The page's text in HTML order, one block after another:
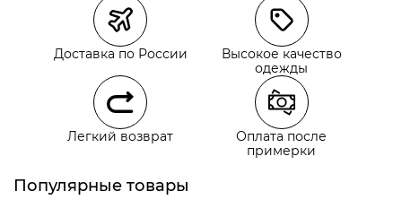
Курьерская доставка СДЭК
Самовывоз из пункта выдачи СДЭК
Самовывоз из наших магазинов
Курьерская доставка СДЭК
Самовывоз из пункта выдачи СДЭК
Доставка по России
Высокое качество
одежды
Легкий возврат
Оплата после
примерки
Популярные товары